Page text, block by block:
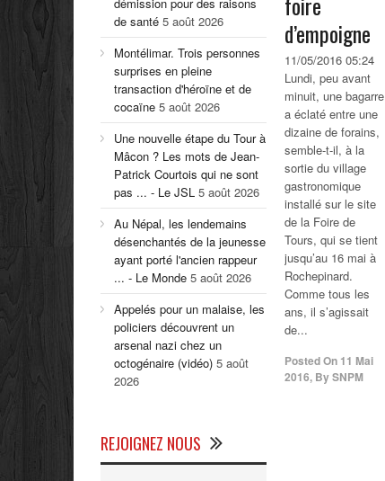
d’empoigne
11/05/2016 05:24
Lundi, peu avant
minuit, une bagarre
a éclaté entre une
dizaine de forains,
semble-t-il, à la
sortie du village
gastronomique
installé sur le site
de la Foire de
Tours, qui se tient
jusqu’au 16 mai à
Rochepinard.
Comme tous les
ans, il s’agissait
de...
Posted On 11 Mai
2016, BySNPM
de santé 5 août 2026
Montélimar. Trois personnes
surprises en pleine
transaction d'héroïne et de
cocaïne 5 août 2026
Une nouvelle étape du Tour à
Mâcon ? Les mots de Jean-
Patrick Courtois qui ne sont
pas ... - Le JSL 5 août 2026
Au Népal, les lendemains
désenchantés de la jeunesse
ayant porté l'ancien rappeur
... - Le Monde 5 août 2026
Appelés pour un malaise, les
policiers découvrent un
arsenal nazi chez un
octogénaire (vidéo) 5 août
2026
REJOIGNEZ NOUS